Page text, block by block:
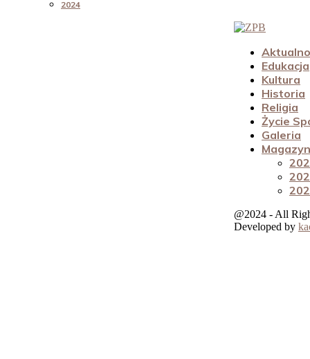
2024
Edukacja
Kultura
Historia
Religia
Życie
Galeria
@2024 - All
Developed by